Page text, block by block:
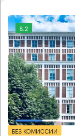
8.2
БЕЗ КОМИССИИ